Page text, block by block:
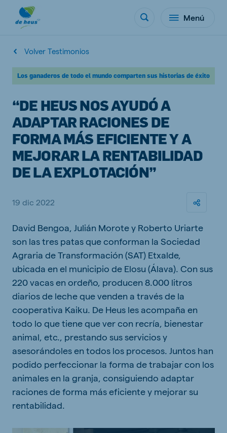
Menú
Volver Testimonios
Los ganaderos de todo el mundo comparten sus historias de éxito
“DE HEUS NOS AYUDÓ A
ADAPTAR RACIONES DE
FORMA MÁS EFICIENTE Y A
MEJORAR LA RENTABILIDAD
DE LA EXPLOTACIÓN”
19 dic 2022
David Bengoa, Julián Morote y Roberto Uriarte
son las tres patas que conforman la Sociedad
Agraria de Transformación (SAT) Etxalde,
ubicada en el municipio de Elosu (Álava). Con sus
220 vacas en ordeño, producen 8.000 litros
diarios de leche que venden a través de la
cooperativa Kaiku. De Heus les acompaña en
todo lo que tiene que ver con recría, bienestar
animal, etc., prestando sus servicios y
asesorándoles en todos los procesos. Juntos han
podido perfeccionar la forma de trabajar con los
animales en la granja, consiguiendo adaptar
raciones de forma más eficiente y mejorar su
rentabilidad.